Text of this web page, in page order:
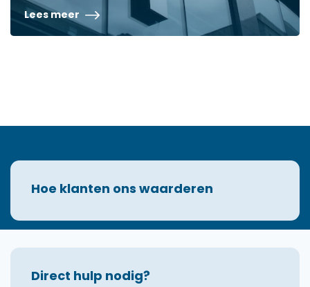
Lees meer
Hoe klanten ons waarderen
Direct hulp nodig?